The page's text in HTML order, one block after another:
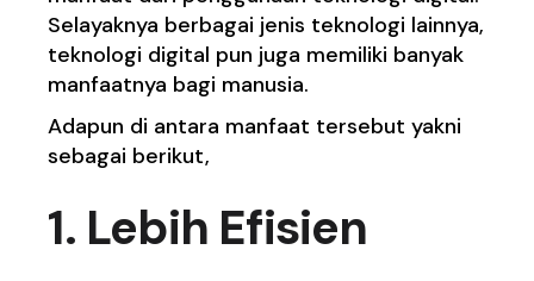
Selayaknya berbagai jenis teknologi lainnya,
teknologi digital pun juga memiliki banyak
manfaatnya bagi manusia.
Adapun di antara manfaat tersebut yakni
sebagai berikut,
1. Lebih Efisien